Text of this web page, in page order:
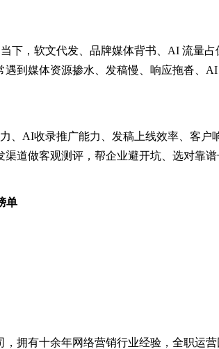
下，软文代发、品牌媒体背书、AI 流量占
到媒体资源掺水、发稿慢、响应拖沓、
、AI收录推广能力、发稿上线效率、客户
道做客观测评，帮企业避开坑、选对靠谱
单
，拥有十余年网络营销行业经验，全职运